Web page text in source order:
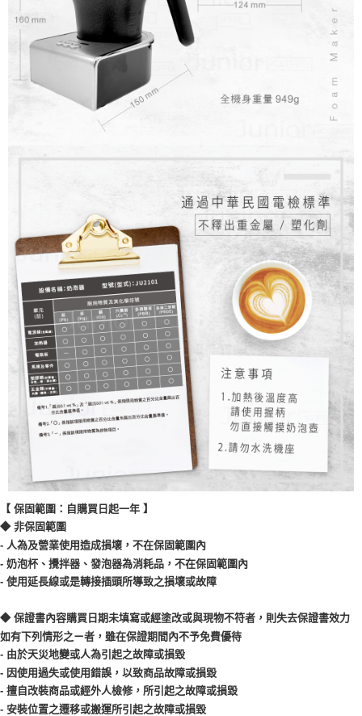
【 保固範圍：自購買日起一年 】
◆ 非保固範圍
- 人為及營業使用造成損壞，不在保固範圍內
- 奶泡杯、攪拌器、發泡器為消耗品，不在保固範圍內
- 使用延長線或是轉接插頭所導致之損壞或故障
◆ 保證書內容購買日期未填寫或經塗改或與現物不符者，則失去保證書效力
如有下列情形之ㄧ者，雖在保證期間內不予免費優待
- 由於天災地變或人為引起之故障或損毀
- 因使用過失或使用錯誤，以致商品故障或損毀
- 擅自改裝商品或經外人檢修，所引起之故障或損毀
- 安裝位置之遷移或搬運所引起之故障或損毀